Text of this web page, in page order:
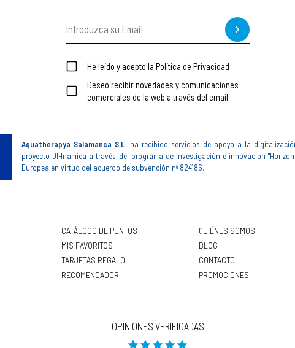
He leído y acepto la Política de Privacidad
Deseo recibir novedades y comunicaciones
comerciales de la web a través del email
Aquatherapya Salamanca S.L. ha recibido servicios de apoyo a la
proyecto DIHnamica a través del programa de investigación e innovación
Europea en virtud del acuerdo de subvención nº 824186.
CATÁLOGO DE PUNTOS
MIS FAVORITOS
TARJETAS REGALO
RECOMENDADOR
QUIÉNES SOMOS
BLOG
CONTACTO
PROMOCIONES
OPINIONES VERIFICADAS